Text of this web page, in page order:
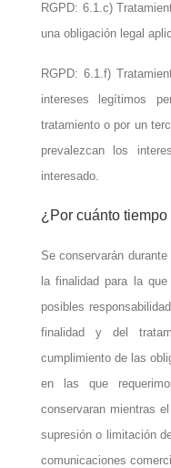
RGPD: 6.1.c)
una obligación legal
RGPD: 6.1.f)
intereses legítimos
tratamiento o por un
prevalezcan los
interesado.
¿Por cuánto
Se conservarán
la finalidad para la
posibles
finalidad y del
cumplimiento de las
en las que
conservaran mientras
supresión o limitación
comunicaciones